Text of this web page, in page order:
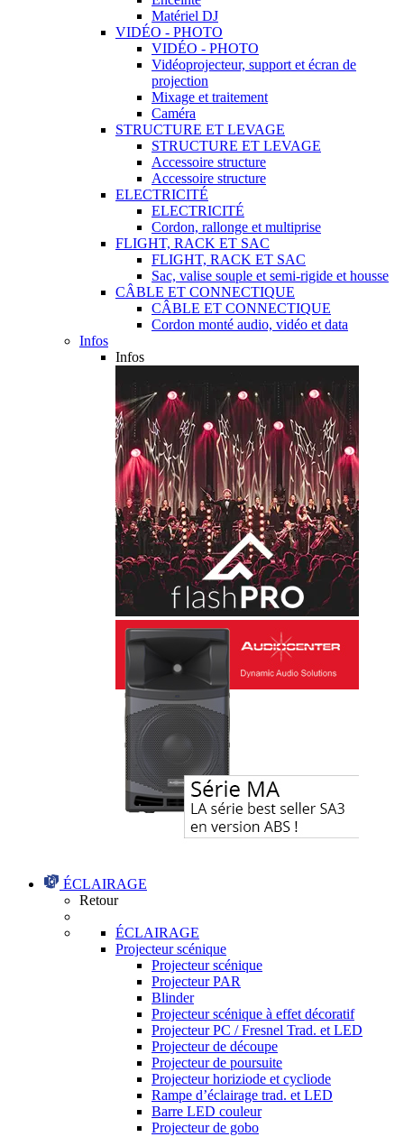
Matériel DJ
VIDÉO - PHOTO
VIDÉO - PHOTO
Vidéoprojecteur, support et écran de
projection
Mixage et traitement
Caméra
STRUCTURE ET LEVAGE
STRUCTURE ET LEVAGE
Accessoire structure
Accessoire structure
ELECTRICITÉ
ELECTRICITÉ
Cordon, rallonge et multiprise
FLIGHT, RACK ET SAC
FLIGHT, RACK ET SAC
Sac, valise souple et semi-rigide et housse
CÂBLE ET CONNECTIQUE
CÂBLE ET CONNECTIQUE
Cordon monté audio, vidéo et data
Infos
Infos
ÉCLAIRAGE
Retour
ÉCLAIRAGE
Projecteur scénique
Projecteur scénique
Projecteur PAR
Blinder
Projecteur scénique à effet décoratif
Projecteur PC / Fresnel Trad. et LED
Projecteur de découpe
Projecteur de poursuite
Projecteur horiziode et cycliode
Rampe d’éclairage trad. et LED
Barre LED couleur
Projecteur de gobo